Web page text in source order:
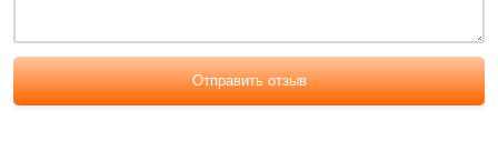
Отправить отзыв